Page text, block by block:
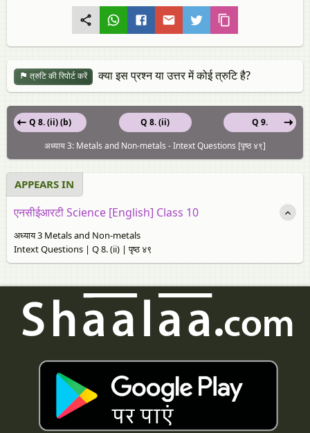
त्रुटि की रिपोर्ट करें क्या इस प्रश्न या उत्तर में कोई त्रुटि है?
Q 8. (ii)
Q 8. (ii) (b)
Q 9.
अध्याय 3: Metals and Non-metals - Intext Questions [पृष्ठ ४९]
APPEARS IN
एनसीईआरटी Science [English] Class 10
अध्याय 3 Metals and Non-metals
Intext Questions | Q 8. (ii) | पृष्ठ ४९